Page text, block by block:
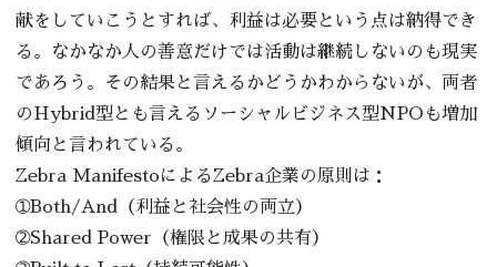
献をしていこうとすれば、利益は必要という点は納得でき
る。なかなか人の善意だけでは活動は継続しないのも現実
であろう。その結果と言えるかどうかわからないが、両者
のHybrid型とも言えるソーシャルビジネス型NPOも増加
傾向と言われている。
Zebra ManifestoによるZebra企業の原則は：
➀Both/And（利益と社会性の両立）
➁Shared Power（権限と成果の共有）